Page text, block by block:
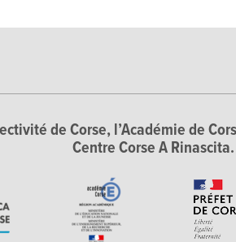
de Corse, l’Académie de
Centre Corse A Rinascita.